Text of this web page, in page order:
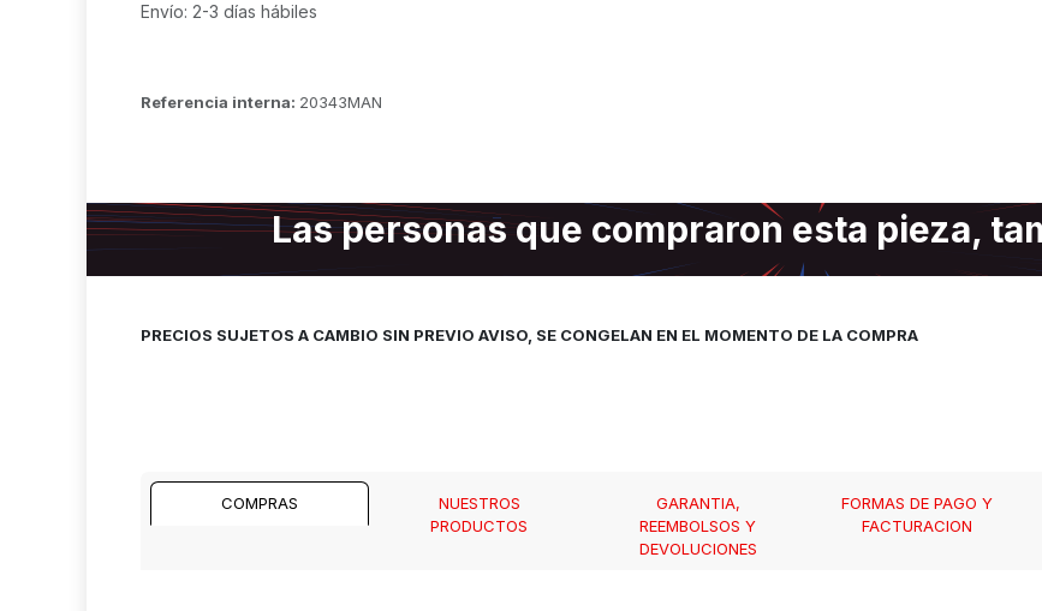
Envío: 2-3 días hábiles
Referencia interna: 20343MAN
Las personas que compraron esta pieza,
PRECIOS SUJETOS A CAMBIO SIN PREVIO AVISO, SE CONGELAN EN EL MOMENTO DE LA COMPRA
COMPRAS
NUESTROS
PRODUCTOS
GARANTIA,
REEMBOLSOS Y
DEVOLUCIONES
FORMAS DE PAGO Y
FACTURACION